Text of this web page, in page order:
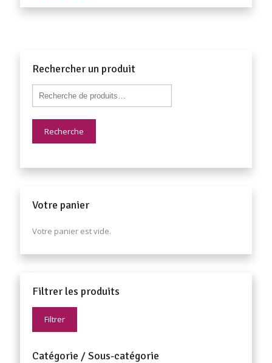
Rechercher un produit
Recherche
Votre panier
Votre panier est vide.
Filtrer les produits
Filtrer
Catégorie / Sous-catégorie